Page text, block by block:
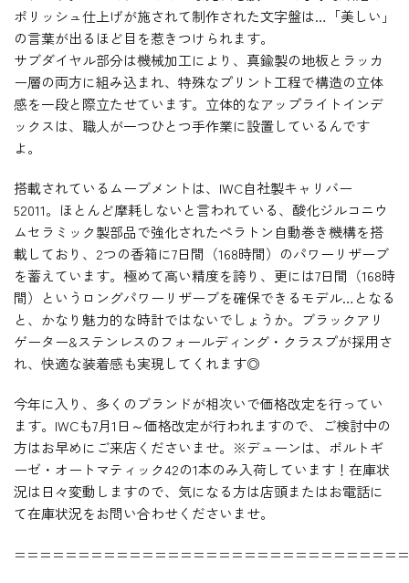
ポリッシュ仕上げが施されて制作された文字盤は…「美しい」
の言葉が出るほど目を惹きつけられます。
サブダイヤル部分は機械加工により、真鍮製の地板とラッカ
ー層の両方に組み込まれ、特殊なプリント工程で構造の立体
感を一段と際立たせています。立体的なアップライトインデ
ックスは、職人が一つひとつ手作業に設置しているんです
よ。
搭載されているムーブメントは、IWC自社製キャリバー
52011。ほとんど摩耗しないと言われている、酸化ジルコニウ
ムセラミック製部品で強化されたぺラトン自動巻き機構を搭
載しており、2つの香箱に7日間（168時間）のパワーリザーブ
を蓄えています。極めて高い精度を誇り、更には7日間（168時
間）というロングパワーリザーブを確保できるモデル…となる
と、かなり魅力的な時計ではないでしょうか。ブラックアリ
ゲーター&ステンレスのフォールディング・クラスプが採用さ
れ、快適な装着感も実現してくれます◎
今年に入り、多くのブランドが相次いで価格改定を行ってい
ます。IWCも7月1日～価格改定が行われますので、ご検討中の
方はお早めにご来店くださいませ。※デューンは、ポルトギ
ーゼ・オートマティック42の1本のみ入荷しています！在庫状
況は日々変動しますので、気になる方は店頭またはお電話に
て在庫状況をお問い合わせくださいませ。